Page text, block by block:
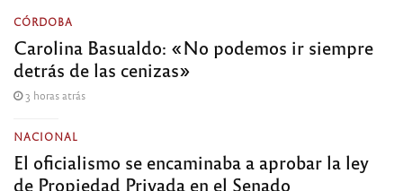
CÓRDOBA
Carolina Basualdo: «No podemos ir siempre
detrás de las cenizas»
3 horas atrás
NACIONAL
El oficialismo se encaminaba a aprobar la ley
de Propiedad Privada en el Senado